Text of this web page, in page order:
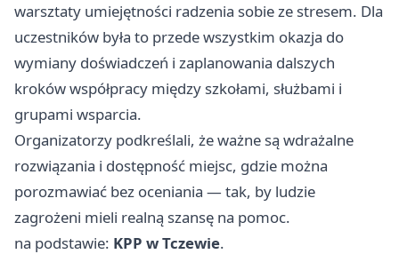
warsztaty umiejętności radzenia sobie ze stresem. Dla
uczestników była to przede wszystkim okazja do
wymiany doświadczeń i zaplanowania dalszych
kroków współpracy między szkołami, służbami i
grupami wsparcia.
Organizatorzy podkreślali, że ważne są wdrażalne
rozwiązania i dostępność miejsc, gdzie można
porozmawiać bez oceniania — tak, by ludzie
zagrożeni mieli realną szansę na pomoc.
na podstawie: KPP w Tczewie.